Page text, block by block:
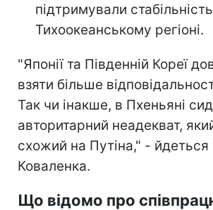
підтримували
Тихоокеанському регіоні.
"Японії та Південній Кореї
взяти більше
Так чи інакше, в Пхеньяні
авторитарний неадекват,
схожий на Путіна," - йдеться
Коваленка.
Що відомо про